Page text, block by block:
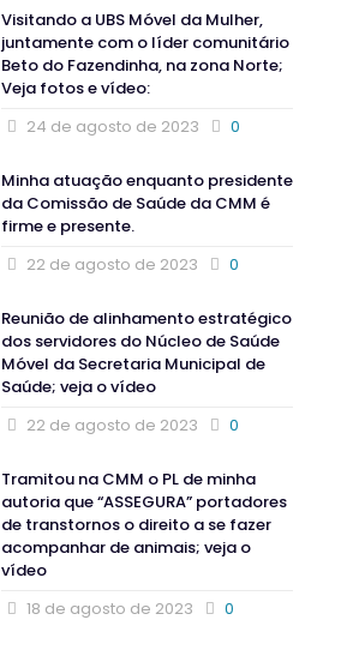
Visitando a UBS Móvel da Mulher,
juntamente com o líder comunitário
Beto do Fazendinha, na zona Norte;
Veja fotos e vídeo:
24 de agosto de 2023
0
Minha atuação enquanto presidente
da Comissão de Saúde da CMM é
firme e presente.
22 de agosto de 2023
0
Reunião de alinhamento estratégico
dos servidores do Núcleo de Saúde
Móvel da Secretaria Municipal de
Saúde; veja o vídeo
22 de agosto de 2023
0
Tramitou na CMM o PL de minha
autoria que “ASSEGURA” portadores
de transtornos o direito a se fazer
acompanhar de animais; veja o
vídeo
18 de agosto de 2023
0